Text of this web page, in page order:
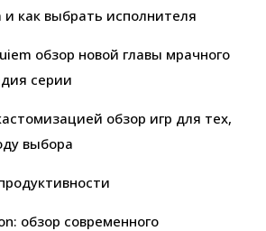
и как выбрать исполнителя
обзор новой главы мрачного
серии
обзор игр для тех,
выбора
обзор современного